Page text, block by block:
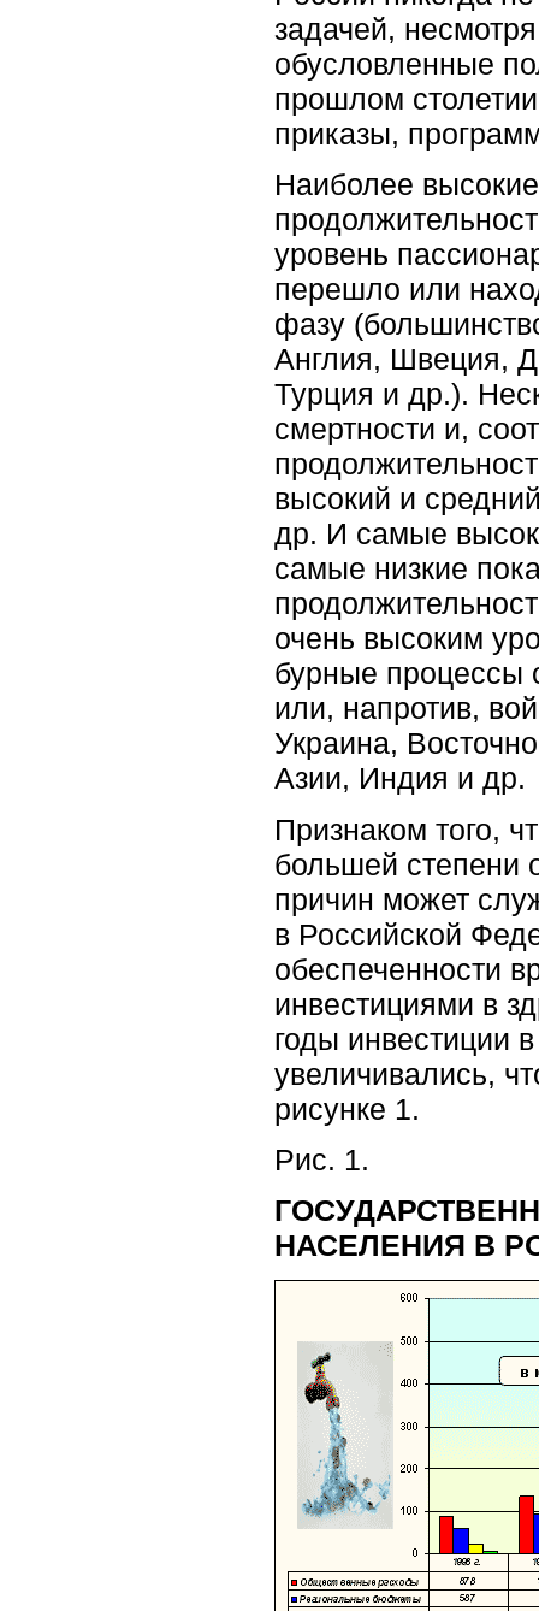
задачей,
обусловленные
прошлом
приказы,
Наиболее
уровень
перешло или
фазу
Англия, Швеция,
Турция и др.).
смертности и,
высокий и
др. И самые
самые низкие
очень высоким
бурные процессы
или, напротив,
Украина,
Азии, Индия и др.
Признаком того,
большей степени
причин может
в Российской
обеспеченности
инвестициями в
годы инвестиции
увеличивались,
рисунке 1.
Рис. 1.
НАСЕЛЕНИЯ В